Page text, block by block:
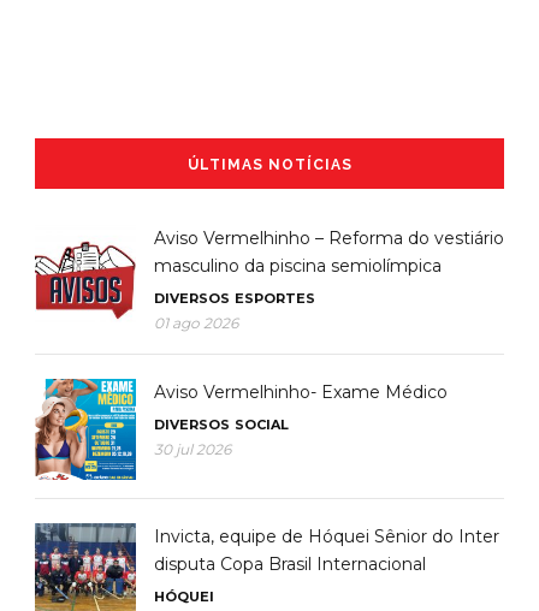
ÚLTIMAS NOTÍCIAS
Aviso Vermelhinho – Reforma do vestiário
masculino da piscina semiolímpica
DIVERSOS ESPORTES
01 ago 2026
Aviso Vermelhinho- Exame Médico
DIVERSOS SOCIAL
30 jul 2026
Invicta, equipe de Hóquei Sênior do Inter
disputa Copa Brasil Internacional
HÓQUEI